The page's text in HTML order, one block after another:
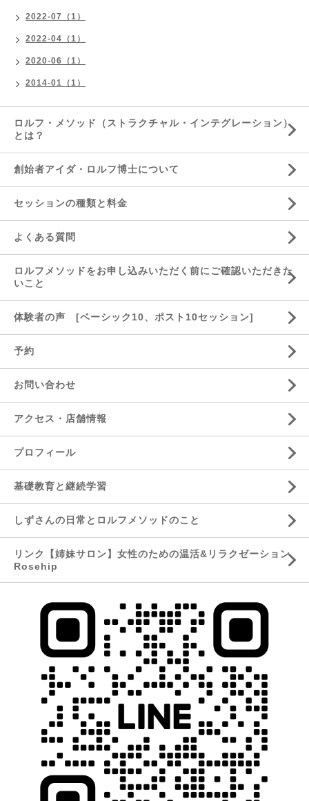
2022-07（1）
2022-04（1）
2020-06（1）
2014-01（1）
ロルフ・メソッド（ストラクチャル・インテグレーション）
とは？
創始者アイダ・ロルフ博士について
セッションの種類と料金
よくある質問
ロルフメソッドをお申し込みいただく前にご確認いただきた
いこと
体験者の声 [ベーシック10、ポスト10セッション]
予約
お問い合わせ
アクセス・店舗情報
プロフィール
基礎教育と継続学習
しずさんの日常とロルフメソッドのこと
リンク【姉妹サロン】女性のための温活&リラクゼーション
Rosehip